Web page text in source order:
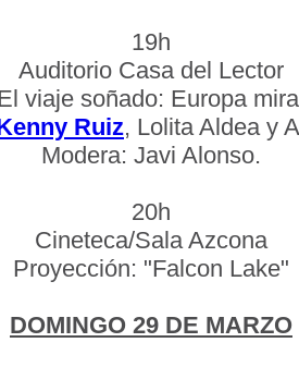
19h
Auditorio Casa del Lector
viaje soñado: Europa
Ruiz, Lolita Aldea y
Modera: Javi Alonso.
20h
Cineteca/Sala Azcona
Proyección: "Falcon Lake"
DOMINGO 29 DE MARZO